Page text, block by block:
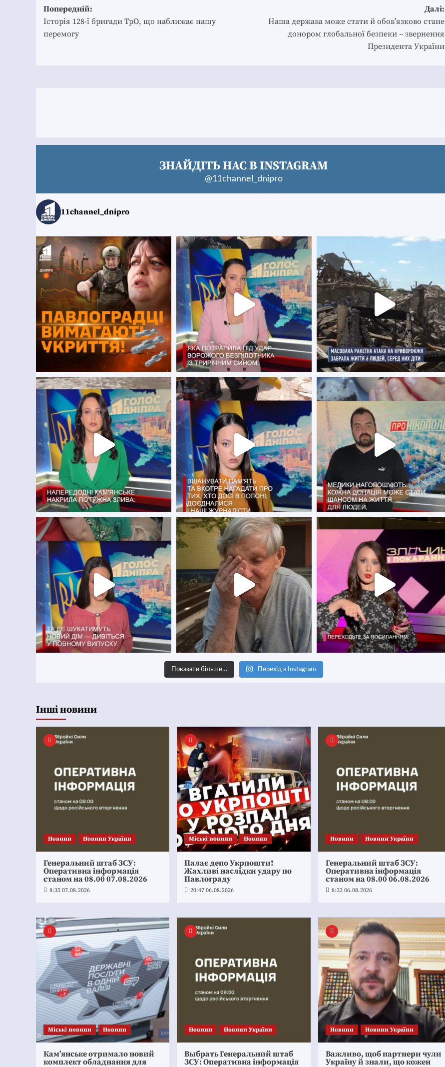
Post
navigation
Попередній:
Історія 128-ї бригади ТрО, що наближає нашу
перемогу
Далі:
Наша держава може стати й обовʼязково стане
донором глобальної безпеки – звернення
Президента України
ЗНАЙДІТЬ НАС В INSTAGRAM
@11channel_dnipro
11channel_dnipro
Показати більше… Перехід в Instagram
Інші новини
Новини Новини України
Генеральний штаб ЗСУ:
Оперативна інформація
станом на 08.00 07.08.2026
8:35 07.08.2026
Mіські новини Новини
Палає депо Укрпошти!
Жахливі наслідки удару по
Павлограду
20:47 06.08.2026
Новини Новини України
Генеральний штаб ЗСУ:
Оперативна інформація
станом на 08.00 06.08.2026
8:33 06.08.2026
Mіські новини Новини
Кам’янське отримало новий
комплект обладнання для
Новини Новини України
Выбрать Генеральний штаб
ЗСУ: Оперативна інформація
Новини Новини України
Важливо, щоб партнери чули
Україну й знали, що кожен